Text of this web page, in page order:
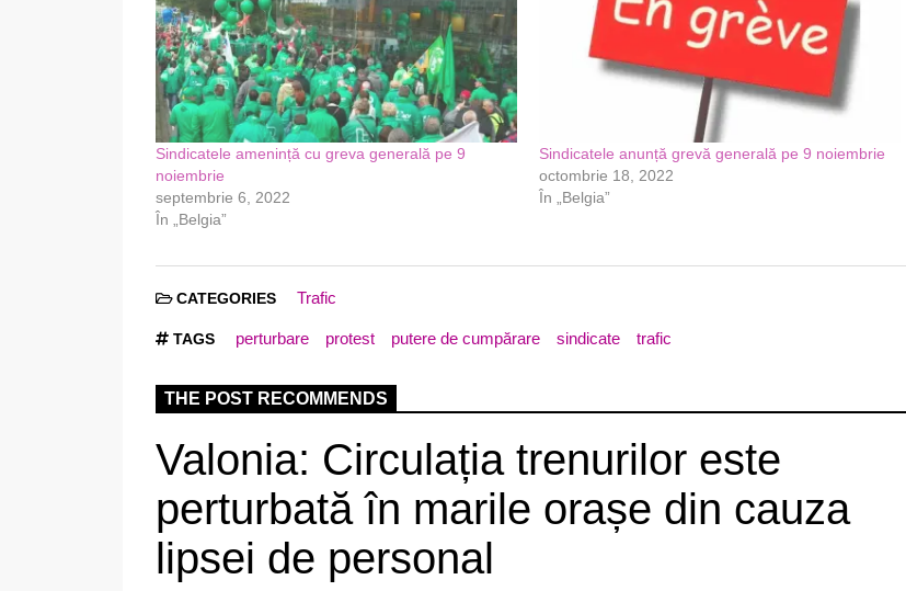
Sindicatele amenință cu greva generală pe 9
noiembrie
septembrie 6, 2022
În „Belgia”
Sindicatele anunță grevă generală pe 9 noiembrie
octombrie 18, 2022
În „Belgia”
CATEGORIES Trafic
TAGS perturbare protest putere de cumpărare sindicate trafic
THE POST RECOMMENDS
Valonia: Circulația trenurilor este
perturbată în marile orașe din cauza
lipsei de personal